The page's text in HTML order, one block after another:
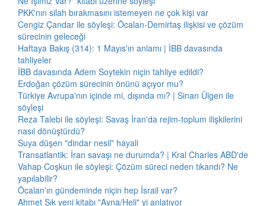
PKK'nın silah bırakmasını istemeyen ne çok kişi var
Cengiz Çandar ile söyleşi: Öcalan-Demirtaş ilişkisi ve çözüm
sürecinin geleceği
Haftaya Bakış (314): 1 Mayıs'ın anlamı | İBB davasında
tahliyeler
İBB davasında Adem Soytekin niçin tahliye edildi?
Erdoğan çözüm sürecinin önünü açıyor mu?
Türkiye Avrupa'nın içinde mi, dışında mı? | Sinan Ülgen ile
söyleşi
Reza Talebi ile söyleşi: Savaş İran'da rejim-toplum ilişkilerini
nasıl dönüştürdü?
Suya düşen "dindar nesil" hayali
Transatlantik: İran savaşı ne durumda? | Kral Charles ABD'de
Vahap Coşkun ile söyleşi: Çözüm süreci neden tıkandı? Ne
yapılabilir?
Öcalan'ın gündeminde niçin hep İsrail var?
Ahmet Şık yeni kitabı "Ayna/Heli" yi anlatıyor